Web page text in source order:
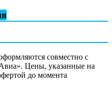
совместно с
Цены, указанные на
до момента